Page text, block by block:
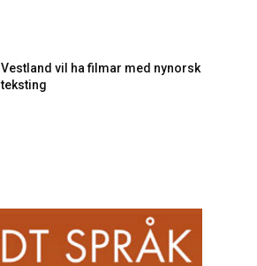
Vestland vil ha filmar med nynorsk
teksting